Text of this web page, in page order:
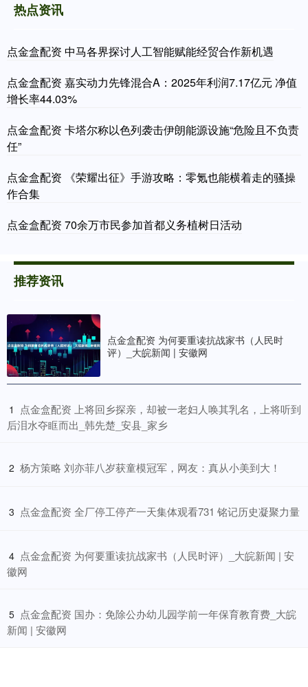
热点资讯
点金盒配资 中马各界探讨人工智能赋能经贸合作新机遇
点金盒配资 嘉实动力先锋混合A：2025年利润7.17亿元 净值
增长率44.03%
点金盒配资 卡塔尔称以色列袭击伊朗能源设施“危险且不负责
任”
点金盒配资 《荣耀出征》手游攻略：零氪也能横着走的骚操
作合集
点金盒配资 70余万市民参加首都义务植树日活动
推荐资讯
点金盒配资 为何要重读抗战家书（人民时
评）_大皖新闻 | 安徽网
1
​点金盒配资 上将回乡探亲，却被一老妇人唤其乳名，上将听到
后泪水夺眶而出_韩先楚_安县_家乡
2 ​杨方策略 刘亦菲八岁获童模冠军，网友：真从小美到大！
3 ​点金盒配资 全厂停工停产一天集体观看731 铭记历史凝聚力量
4 ​点金盒配资 为何要重读抗战家书（人民时评）_大皖新闻 | 安
徽网
5 ​点金盒配资 国办：免除公办幼儿园学前一年保育教育费_大皖
新闻 | 安徽网